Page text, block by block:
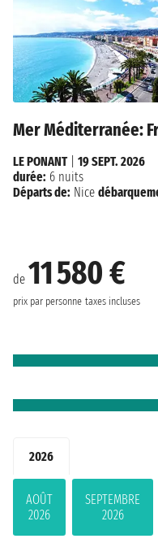
2026
AOÛT
2026
SEPTEMBRE
2026
Mer Méditerranée:
de 11 580 €
prix par personne taxes incluses
LE PONANT| 19 SEPT. 2026
durée: 6 nuits
Départs de: Nice